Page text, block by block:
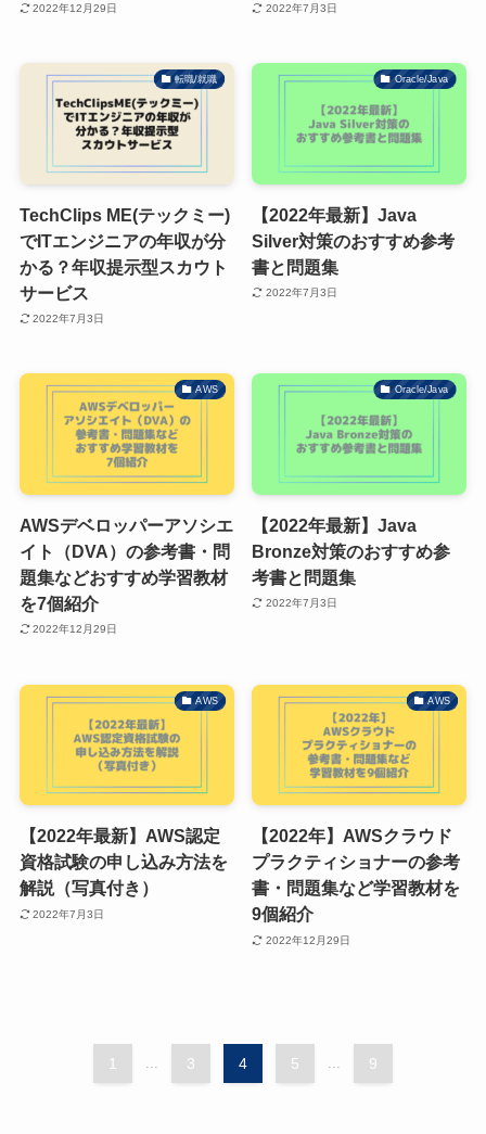
2022年12月29日 2022年7月3日
転職/就職
TechClips ME(テックミー)
でITエンジニアの年収が分
かる？年収提示型スカウト
サービス
2022年7月3日
Oracle/Java
【2022年最新】Java
Silver対策のおすすめ参考
書と問題集
2022年7月3日
AWS
AWSデベロッパーアソシエ
イト（DVA）の参考書・問
題集などおすすめ学習教材
を7個紹介
2022年12月29日
Oracle/Java
【2022年最新】Java
Bronze対策のおすすめ参
考書と問題集
2022年7月3日
AWS
【2022年最新】AWS認定
資格試験の申し込み方法を
解説（写真付き）
2022年7月3日
AWS
【2022年】AWSクラウド
プラクティショナーの参考
書・問題集など学習教材を
9個紹介
2022年12月29日
1 ... 3 4 5 ... 9